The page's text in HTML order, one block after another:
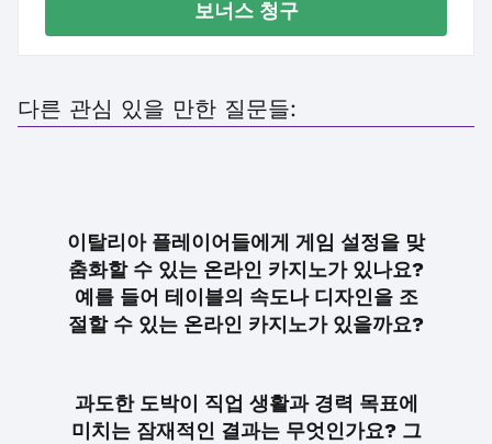
보너스 청구
다른 관심 있을 만한 질문들:
이탈리아 플레이어들에게 게임 설정을 맞
춤화할 수 있는 온라인 카지노가 있나요?
예를 들어 테이블의 속도나 디자인을 조
절할 수 있는 온라인 카지노가 있을까요?
과도한 도박이 직업 생활과 경력 목표에
미치는 잠재적인 결과는 무엇인가요? 그